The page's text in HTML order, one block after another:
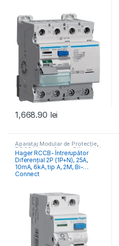
1,668.90 lei
Aparataj Modular de Protecție,
RCCB Întrerupătoare Diferențiale
Hager RCCB- Întrerupător
Diferențial 2P (1P+N), 25A,
10mA, 6kA, tip A, 2M, Bi-
Connect